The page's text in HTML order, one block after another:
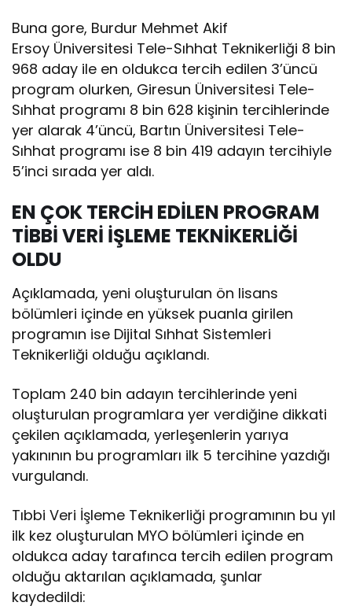
Buna gore, Burdur Mehmet Akif
Ersoy Üniversitesi Tele-Sıhhat Teknikerliği 8 bin
968 aday ile en oldukca tercih edilen 3’üncü
program olurken, Giresun Üniversitesi Tele-
Sıhhat programı 8 bin 628 kişinin tercihlerinde
yer alarak 4’üncü, Bartın Üniversitesi Tele-
Sıhhat programı ise 8 bin 419 adayın tercihiyle
5’inci sırada yer aldı.
EN ÇOK TERCİH EDİLEN PROGRAM
TİBBİ VERİ İŞLEME TEKNİKERLİĞİ
OLDU
Açıklamada, yeni oluşturulan ön lisans
bölümleri içinde en yüksek puanla girilen
programın ise Dijital Sıhhat Sistemleri
Teknikerliği olduğu açıklandı.
Toplam 240 bin adayın tercihlerinde yeni
oluşturulan programlara yer verdiğine dikkati
çekilen açıklamada, yerleşenlerin yarıya
yakınının bu programları ilk 5 tercihine yazdığı
vurgulandı.
Tıbbi Veri İşleme Teknikerliği programının bu yıl
ilk kez oluşturulan MYO bölümleri içinde en
oldukca aday tarafınca tercih edilen program
olduğu aktarılan açıklamada, şunlar
kaydedildi: